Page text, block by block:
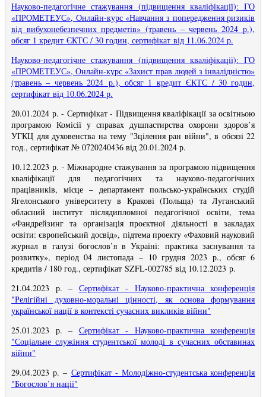
Науково-педагогічне стажування (підвищення кваліфікації): ГО
«ПРОМЕТЕУС», Онлайн-курс «Навчання з попередження ризиків
від вибухонебезпечних предметів» (травень – червень 2024 р.),
обсяг 1 кредит ЄКТС / 30 годин, сертифікат від 11.06.2024 р.
Науково-педагогічне стажування (підвищення кваліфікації): ГО
«ПРОМЕТЕУС», Онлайн-курс «Захист прав людей з інвалідністю»
(травень – червень 2024 р.), обсяг 1 кредит ЄКТС / 30 годин,
сертифікат від 10.06.2024 р.
20.01.2024 р. - Сертифікат - Підвищення кваліфікації за освітньою
програмою Комісії у справах душпастирства охорони здоров’я
УГКЦ для духовенства на тему "Зцілення ран війни", в обсязі 22
год., сертифікат № 0720240436 від 20.01.2024 р.
10.12.2023 р. - Міжнародне стажування за програмою підвищення
кваліфікації для педагогічних та науково-педагогічних
працівників, місце – департамент польсько-українських студій
Ягелонського університету в Кракові (Польща) та Луганський
обласний інститут післядипломної педагогічної освіти, тема
«Фандрейзинг та організація проєктної діяльності в закладах
освіти: європейський досвід», підтема проекту «Фаховий науковий
журнал в галузі богослов’я в Україні: практика заснування та
розвитку», період 04 листопада – 10 грудня 2023 р., обсяг 6
кредитів / 180 год., сертифікат SZFL-002785 від 10.12.2023 р.
21.04.2023 р.– Сертифікат - Науково-практична конференція
"Релігійні духовно-моральні цінності, як основа формування
української нації в контексті сучасних викликів війни"
25.01.2023 р. – Сертифікат - Науково-практична конференція
"Соціальне служіння студентської молоді в сучасних обставинах
війни"
29.04.2023 р. – Сертифікат - Молодіжно-студентська конференція
"Богослов’я нації"